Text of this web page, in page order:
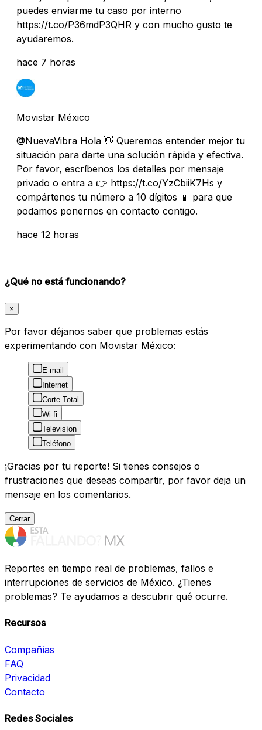
puedes enviarme tu caso por interno
https://t.co/P36mdP3QHR y con mucho gusto te
ayudaremos.
hace 7 horas
Movistar México
@NuevaVibra Hola 👋 Queremos entender mejor tu
situación para darte una solución rápida y efectiva.
Por favor, escríbenos los detalles por mensaje
privado o entra a 👉 https://t.co/YzCbiiK7Hs y
compártenos tu número a 10 dígitos 📱 para que
podamos ponernos en contacto contigo.
hace 12 horas
¿Qué no está funcionando?
×
Por favor déjanos saber que problemas estás
experimentando con Movistar México:
E-mail
Internet
Corte Total
Wi-fi
Televisíon
Teléfono
¡Gracias por tu reporte! Si tienes consejos o
frustraciones que deseas compartir, por favor deja un
mensaje en los comentarios.
Cerrar
Reportes en tiempo real de problemas, fallos e
interrupciones de servicios de México. ¿Tienes
problemas? Te ayudamos a descubrir qué ocurre.
Recursos
Compañías
FAQ
Privacidad
Contacto
Redes Sociales